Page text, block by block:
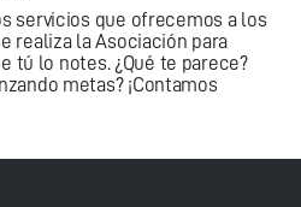
servicios que ofrecemos a los
realiza la Asociación para
tú lo notes. ¿Qué te parece?
metas? ¡Contamos